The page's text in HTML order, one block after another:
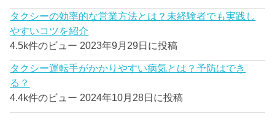
タクシーの効率的な営業方法とは？未経験者でも実践し
やすいコツを紹介
4.5k件のビュー 2023年9月29日に投稿
タクシー運転手がかかりやすい病気とは？予防はでき
る？
4.4k件のビュー 2024年10月28日に投稿